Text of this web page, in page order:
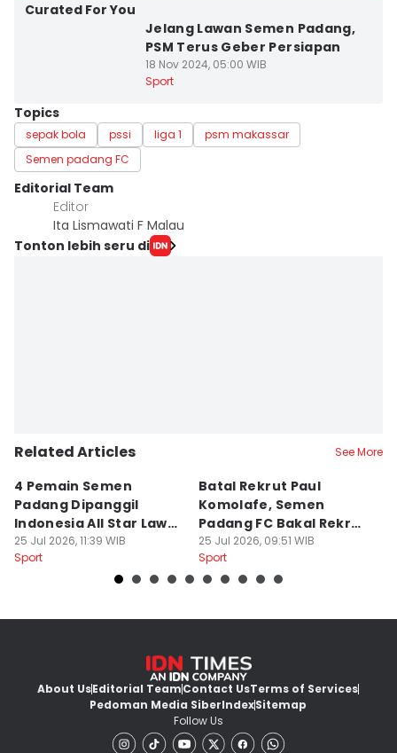
Curated For You
Jelang Lawan Semen Padang,
PSM Terus Geber Persiapan
18 Nov 2024, 05:00 WIB
Sport
Topics
sepak bola pssi liga 1
psm makassar
Semen padang FC
Editorial Team
Editor
Ita Lismawati F Malau
Tonton lebih seru di
Related Articles See More
4 Pemain Semen
Padang Dipanggil
Indonesia All Star Lawan
Aston Villa
25 Jul 2026, 11:39 WIB
Sport
Batal Rekrut Paul
Komolafe, Semen
Padang FC Bakal Rekrut
Striker Baru
25 Jul 2026, 09:51 WIB
Sport
About UsEditorial TeamContact UsTerms of Services
Pedoman Media SiberIndexSitemap
Follow Us